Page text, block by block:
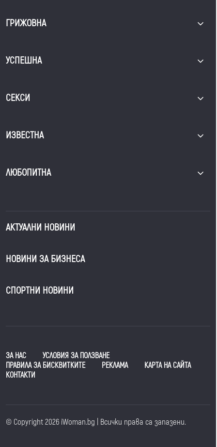
ГРИЖОВНА
УСПЕШНА
СЕКСИ
ИЗВЕСТНА
ЛЮБОПИТНА
АКТУАЛНИ НОВИНИ
НОВИНИ ЗА БИЗНЕСА
СПОРТНИ НОВИНИ
ЗА НАС
УСЛОВИЯ ЗА ПОЛЗВАНЕ
ПРАВИЛА ЗА БИСКВИТКИТЕ
РЕКЛАМА
КАРТА НА САЙТА
КОНТАКТИ
© Copyright 2026 iWoman.bg | Всички права са запазени.